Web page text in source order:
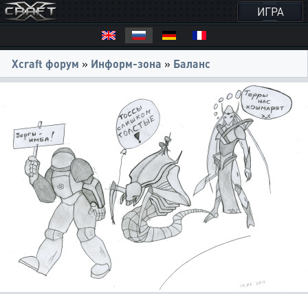
ИГРА
Xcraft форум » Информ-зона » Баланс